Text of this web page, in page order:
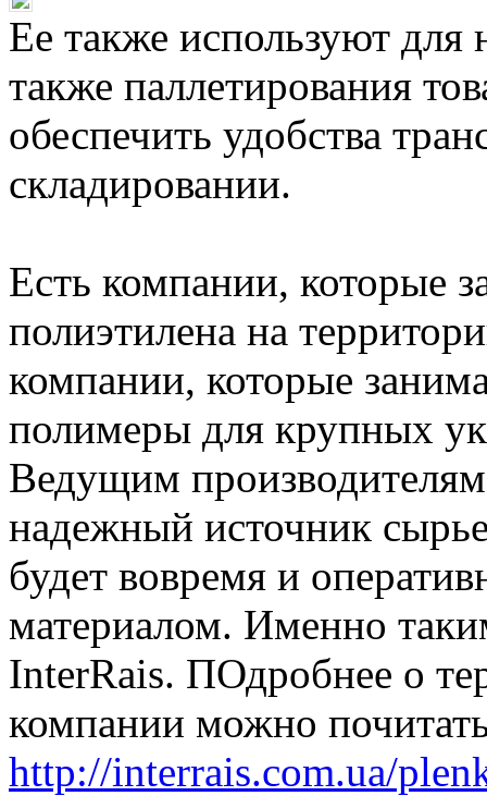
Ее также используют для
также паллетирования
обеспечить удобства
складировании.
Есть компании, которые
полиэтилена на
компании, которые
полимеры для крупных
Ведущим
надежный источник
будет вовремя и
материалом. Именно
InterRais. ПОдробнее о
компании можно
http://interrais.com.ua/